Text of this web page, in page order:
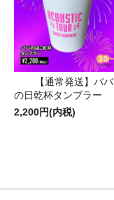
【通常発送】ババ
の日乾杯タンブラー
2,200円(内税)